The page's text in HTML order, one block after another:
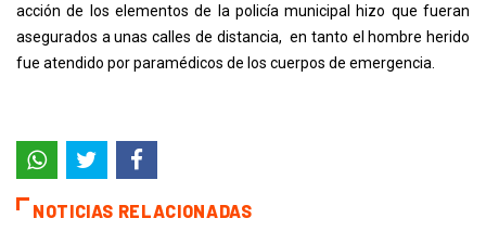
acción de los elementos de la policía municipal hizo que fueran
asegurados a unas calles de distancia, en tanto el hombre herido
fue atendido por paramédicos de los cuerpos de emergencia.
NOTICIAS RELACIONADAS